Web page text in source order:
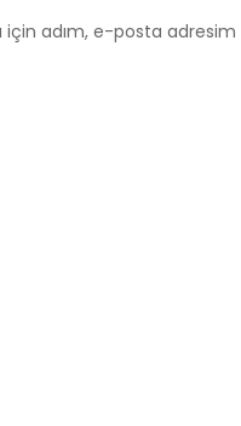
için adım, e-posta